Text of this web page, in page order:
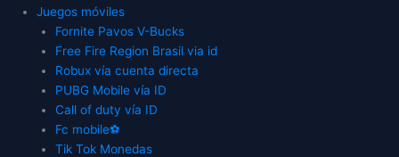
Juegos móviles
Fornite Pavos V-Bucks
Free Fire Region Brasil via id
Robux vía cuenta directa
PUBG Mobile vía ID
Call of duty vía ID
Fc mobile⚽
Tik Tok Monedas